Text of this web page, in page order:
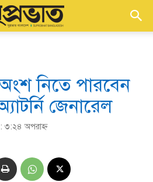
অংশ নিতে পারবেন
জেনারেল
৩:২৪ অপরাহ্ণ